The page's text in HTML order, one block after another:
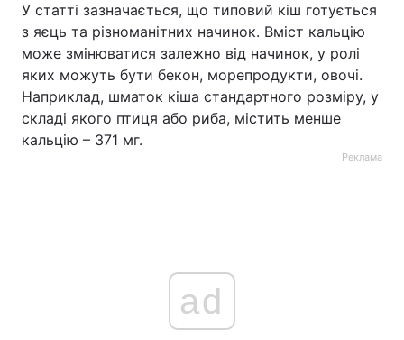
У статті зазначається, що типовий кіш готується
з яєць та різноманітних начинок. Вміст кальцію
може змінюватися залежно від начинок, у ролі
яких можуть бути бекон, морепродукти, овочі.
Наприклад, шматок кіша стандартного розміру, у
складі якого птиця або риба, містить менше
кальцію – 371 мг.
Реклама
ad